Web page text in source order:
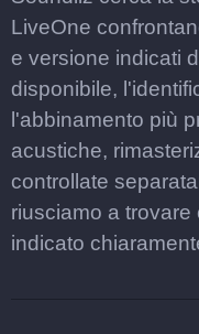
LiveOne
e versione indicati
disponibile,
l'abbinamento più
acustiche,
controllate
riusciamo a
indicato